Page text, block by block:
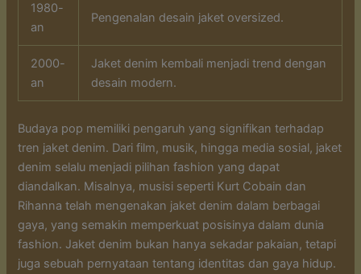
1980-
an
Pengenalan desain jaket oversized.
2000-
an
Jaket denim kembali menjadi trend dengan
desain modern.
Budaya pop memiliki pengaruh yang signifikan terhadap
tren jaket denim. Dari film, musik, hingga media sosial, jaket
denim selalu menjadi pilihan fashion yang dapat
diandalkan. Misalnya, musisi seperti Kurt Cobain dan
Rihanna telah mengenakan jaket denim dalam berbagai
gaya, yang semakin memperkuat posisinya dalam dunia
fashion. Jaket denim bukan hanya sekadar pakaian, tetapi
juga sebuah pernyataan tentang identitas dan gaya hidup.